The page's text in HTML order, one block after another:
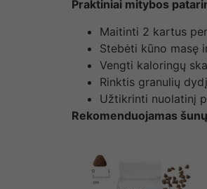
Praktiniai mitybos
Maitinti 2 kartus
Stebėti kūno masę
Vengti kaloringų
Rinktis granulių
Užtikrinti nuolatinį
Rekomenduojamas